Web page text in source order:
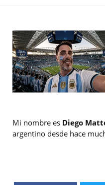
Mi nombre es Diego
argentino desde hace